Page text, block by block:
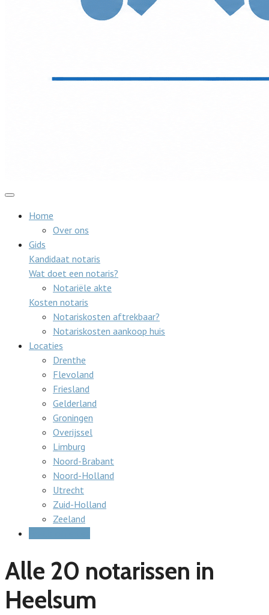
Home
Over ons
Gids
Kandidaat notaris
Wat doet een notaris?
Notariële akte
Kosten notaris
Notariskosten aftrekbaar?
Notariskosten aankoop huis
Locaties
Drenthe
Flevoland
Friesland
Gelderland
Groningen
Overijssel
Limburg
Noord-Brabant
Noord-Holland
Utrecht
Zuid-Holland
Zeeland
Alle 20 notarissen in
Heelsum